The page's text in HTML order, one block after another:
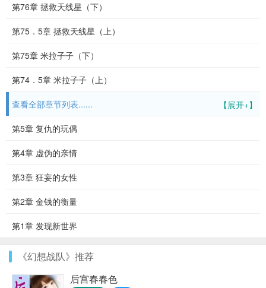
第76章 拯救天线星（下）
第75．5章 拯救天线星（上）
第75章 米拉子子（下）
第74．5章 米拉子子（上）
【展开+】
查看全部章节列表......
第5章 复仇的玩偶
第4章 虚伪的亲情
第3章 狂妄的女性
第2章 金钱的衡量
第1章 发现新世界
《幻想战队》推荐
后宫春春色